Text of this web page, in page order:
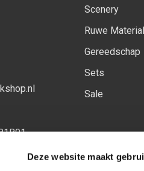
Deze website maakt
Scenery
Ruwe
Gereedschap
Sets
Sale